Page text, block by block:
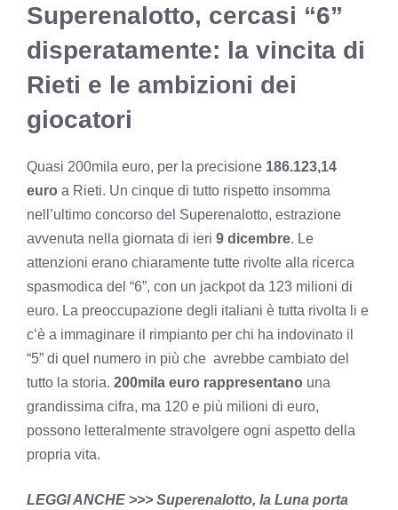
Superenalotto, cercasi “6”
disperatamente: la vincita di
Rieti e le ambizioni dei
giocatori
Quasi 200mila euro, per la precisione 186.123,14
euro a Rieti. Un cinque di tutto rispetto insomma
nell’ultimo concorso del Superenalotto, estrazione
avvenuta nella giornata di ieri 9 dicembre. Le
attenzioni erano chiaramente tutte rivolte alla ricerca
spasmodica del “6”, con un jackpot da 123 milioni di
euro. La preoccupazione degli italiani è tutta rivolta li e
c’è a immaginare il rimpianto per chi ha indovinato il
“5” di quel numero in più che avrebbe cambiato del
tutto la storia. 200mila euro rappresentano una
grandissima cifra, ma 120 e più milioni di euro,
possono letteralmente stravolgere ogni aspetto della
propria vita.
LEGGI ANCHE >>> Superenalotto, la Luna porta